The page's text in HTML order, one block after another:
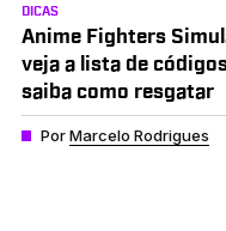
DICAS
Anime Fighters
veja a lista de
saiba como resgatar
PorMarcelo Rodrigues